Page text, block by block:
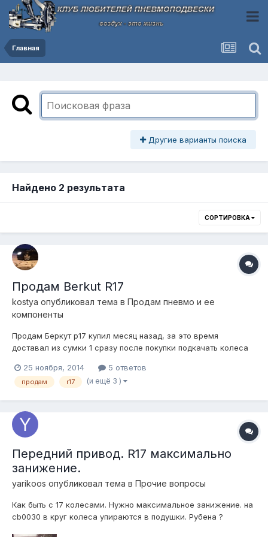
Главная
Другие варианты поиска
Найдено 2 результата
СОРТИРОВКА
Продам Berkut R17
kostya опубликовал тема в Продам пневмо и ее
компоненты
Продам Беркут р17 купил месяц назад, за это время
доставал из сумки 1 сразу после покупки подкачать колеса
25 ноября, 2014
5 ответов
продам r17 (и ещё 3 )
Передний привод. R17 максимально
занижение.
yarikoos опубликовал тема в Прочие вопросы
Как быть с 17 колесами. Нужно максимальное занижение. на
cb0030 в круг колеса упираются в подушки. Рубена ?